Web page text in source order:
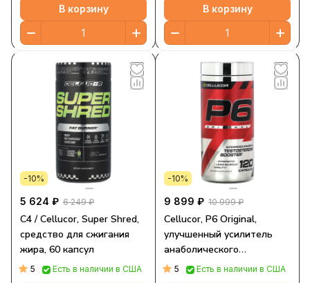
В корзину В корзину
-10%
5 624 ₽ 6 249 ₽
C4 / Cellucor, Super Shred,
средство для сжигания
жира, 60 капсул
5 Есть в наличии в США
-10%
9 899 ₽ 10 999 ₽
Cellucor, P6 Original,
улучшенный усилитель
анаболического
тестостерона, 120 капсул
5 Есть в наличии в США